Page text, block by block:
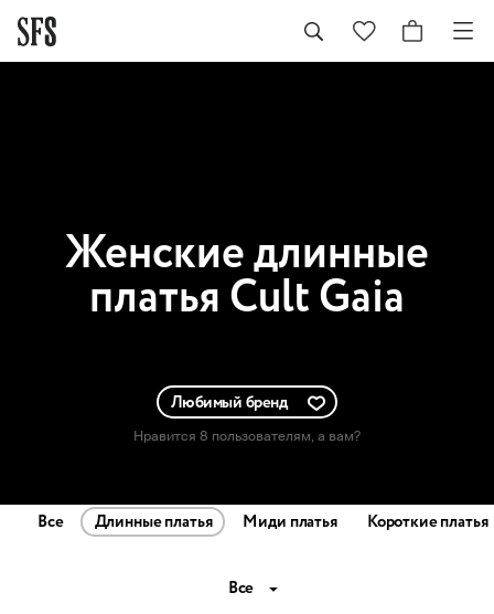
Женскиедлинные
платья Cult Gaia
Любимый бренд
Нравится 8 пользователям, а вам?
Все Длинные платья Миди платья Короткие платья
Все